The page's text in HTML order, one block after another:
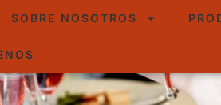
SOBRE NOSOTROS